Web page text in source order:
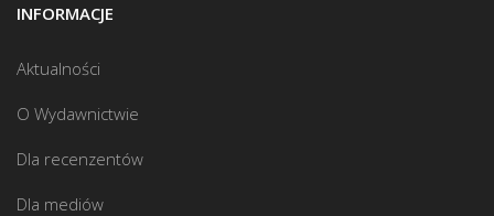
INFORMACJE
Aktualności
O Wydawnictwie
Dla recenzentów
Dla mediów